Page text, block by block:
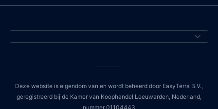
Deze website is eigendom van en wordt beheerd door EasyTerra B.V.,
geregistreerd bij de Kamer van Koophandel Leeuwarden, Nederland,
nummer 01104443